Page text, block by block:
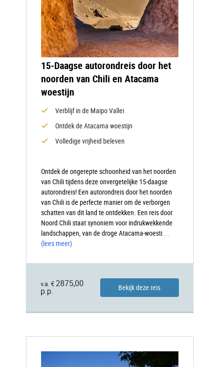
15-Daagse autorondreis door het
noorden van Chili en Atacama
woestijn
Verblijf in de Maipo Vallei
Ontdek de Atacama woestijn
Volledige vrijheid beleven
Ontdek de ongerepte schoonheid van het noorden
van Chili tijdens deze onvergetelijke 15-daagse
autorondreis! Een autorondreis door het noorden
van Chili is de perfecte manier om de verborgen
schatten van dit land te ontdekken. Een reis door
Noord Chili staat synoniem voor indrukwekkende
landschappen, van de droge Atacama-woesti ...
(lees meer)
v.a. € 2875,00
p.p.
Bekijk deze reis